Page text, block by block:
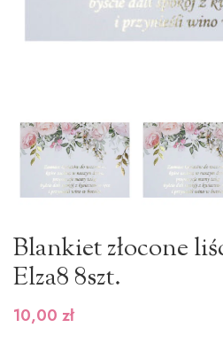
Blankiet złocone
Elza8 8szt.
10,00 zł